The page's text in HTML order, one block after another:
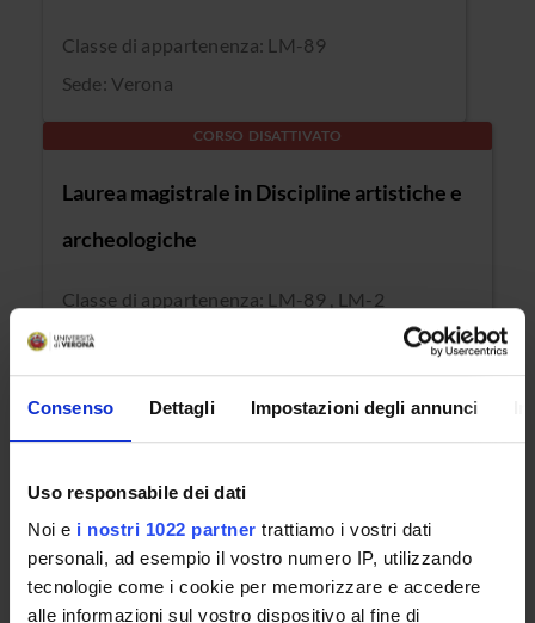
Consenso Dettagli Impostazioni degli annunci
Uso responsabile dei dati
Noi e i nostri 1022 partner trattiamo i vostri dati
personali, ad esempio il vostro numero IP, utilizzando
tecnologie come i cookie per memorizzare e accedere
alle informazioni sul vostro dispositivo al fine di
Classe di appartenenza: LM-89
Sede: Verona
CORSO DISATTIVATO
Laurea magistrale in Discipline artistiche e
archeologiche
Classe di appartenenza: LM-89 , LM-2
Sede: Verona
Laurea magistrale in Linguistica
Classe di appartenenza: LM-39
CORSO DISATTIVATO